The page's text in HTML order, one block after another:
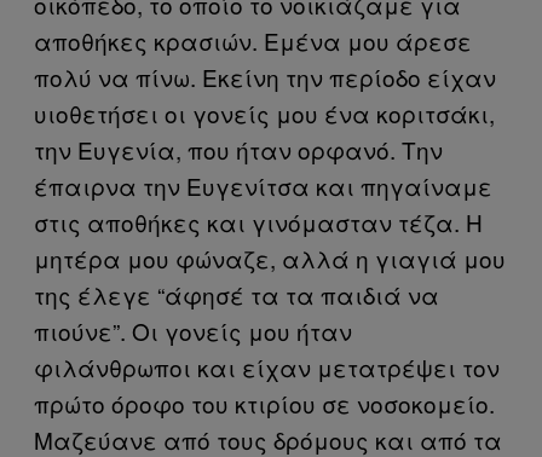
αποθήκες κρασιών. Εμένα μου άρεσε
πολύ να πίνω. Εκείνη την περίοδο είχαν
υιοθετήσει οι γονείς μου ένα κοριτσάκι,
την Ευγενία, που ήταν ορφανό. Την
έπαιρνα την Ευγενίτσα και πηγαίναμε
στις αποθήκες και γινόμασταν τέζα. Η
μητέρα μου φώναζε, αλλά η γιαγιά μου
της έλεγε “άφησέ τα τα παιδιά να
πιούνε”. Οι γονείς μου ήταν
φιλάνθρωποι και είχαν μετατρέψει τον
πρώτο όροφο του κτιρίου σε νοσοκομείο.
Μαζεύανε από τους δρόμους και από τα